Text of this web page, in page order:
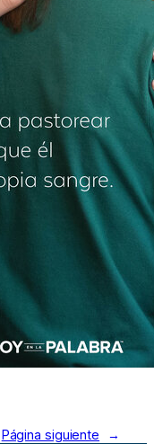
Página siguiente →